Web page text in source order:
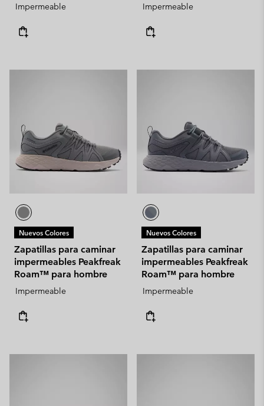
Impermeable Impermeable
Nuevos Colores
Zapatillas para caminar
impermeables Peakfreak
Roam™ para hombre
Impermeable
Nuevos Colores
Zapatillas para caminar
impermeables Peakfreak
Roam™ para hombre
Impermeable